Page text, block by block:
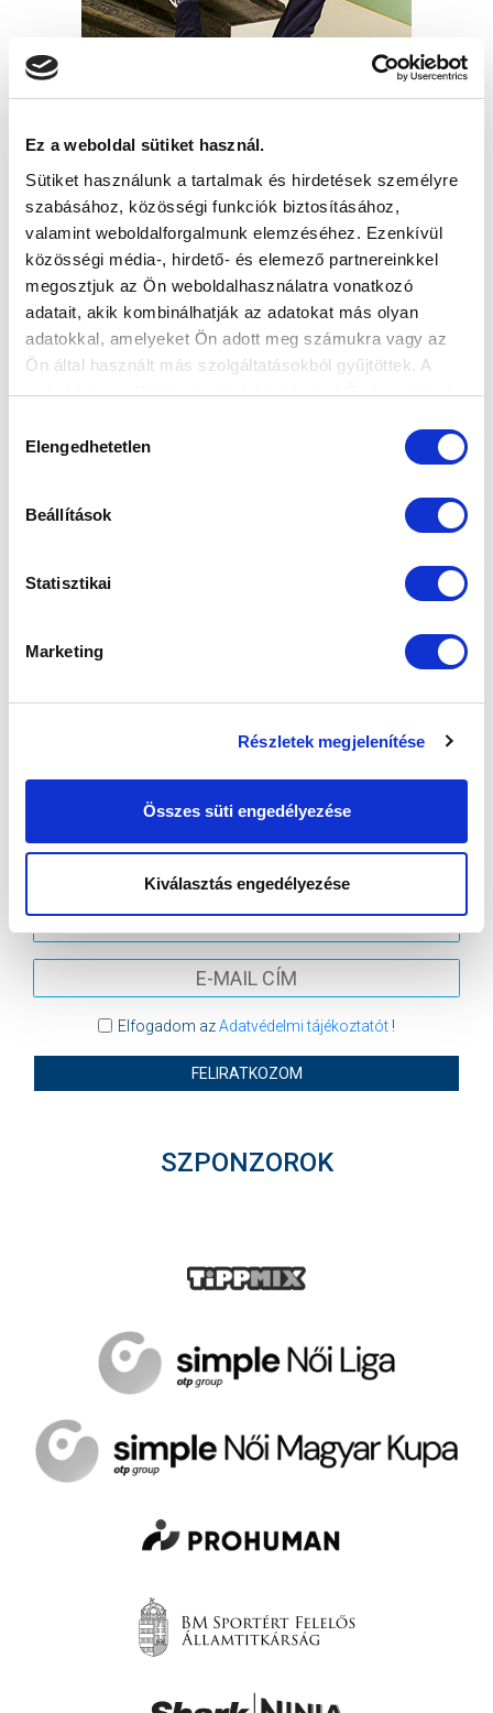
Ez a weboldal sütiket használ.
Sütiket használunk a tartalmak és hirdetések személyre
szabásához, közösségi funkciók biztosításához,
valamint weboldalforgalmunk elemzéséhez. Ezenkívül
közösségi média-, hirdető- és elemező partnereinkkel
megosztjuk az Ön weboldalhasználatra vonatkozó
adatait, akik kombinálhatják az adatokat más olyan
adatokkal, amelyeket Ön adott meg számukra vagy az
Ön által használt más szolgáltatásokból gyűjtöttek. A
weboldalon való böngészés folytatásával Ön hozzájárul a
kiválasztása
Elengedhetetlen
Beállítások
Statisztikai
Marketing
Részletek megjelenítése
Összes süti engedélyezése
Kiválasztás engedélyezése
MTK BUDAPEST
MTK BUDAPEST HÍRLEVÉL
Ne maradjon le egy eseményről sem! Iratkozzon fel ingyenes
Elfogadom azAdatvédelmi tájékoztatót!
FELIRATKOZOM
SZPONZOROK